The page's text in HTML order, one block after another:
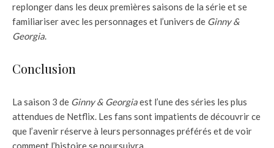
replonger dans les deux premières saisons de la série et se
familiariser avec les personnages et l’univers de Ginny &
Georgia.
Conclusion
La saison 3 de Ginny & Georgiaest l’une des séries les plus
attendues de Netflix. Les fans sont impatients de découvrir ce
que l’avenir réserve à leurs personnages préférés et de voir
comment l’histoire se poursuivra.